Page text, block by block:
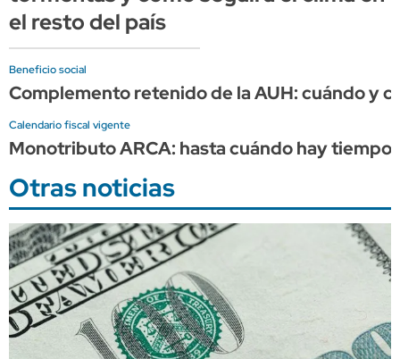
el resto del país
Beneficio social
Complemento retenido de la AUH: cuándo y
Calendario fiscal vigente
Monotributo ARCA: hasta cuándo hay
Otras noticias